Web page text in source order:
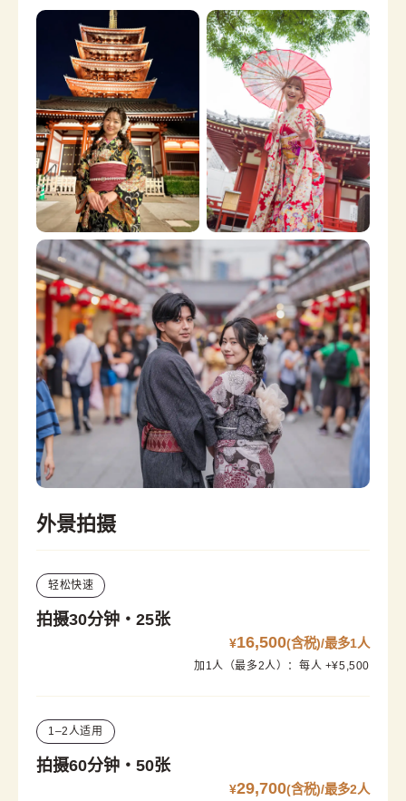
外景拍摄
轻松快速
拍摄30分钟・25张
¥16,500(含税)/最多1人
加1人（最多2人）：每人 +¥5,500
1–2人适用
拍摄60分钟・50张
¥29,700(含税)/最多2人